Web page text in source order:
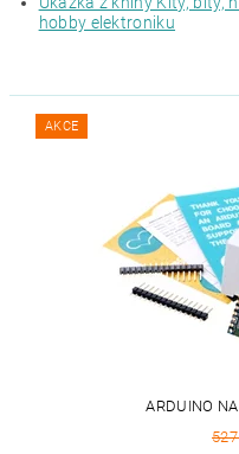
hobby elektroniku
AKCE
ARDUINO